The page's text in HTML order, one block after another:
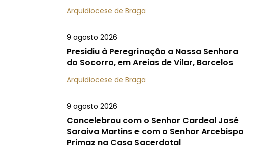
Arquidiocese de Braga
9 agosto 2026
Presidiu à Peregrinação a Nossa Senhora
do Socorro, em Areias de Vilar, Barcelos
Arquidiocese de Braga
9 agosto 2026
Concelebrou com o Senhor Cardeal José
Saraiva Martins e com o Senhor Arcebispo
Primaz na Casa Sacerdotal